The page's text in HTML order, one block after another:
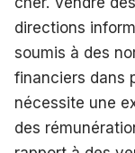
directions
soumis à des
financiers dans
nécessite une
des